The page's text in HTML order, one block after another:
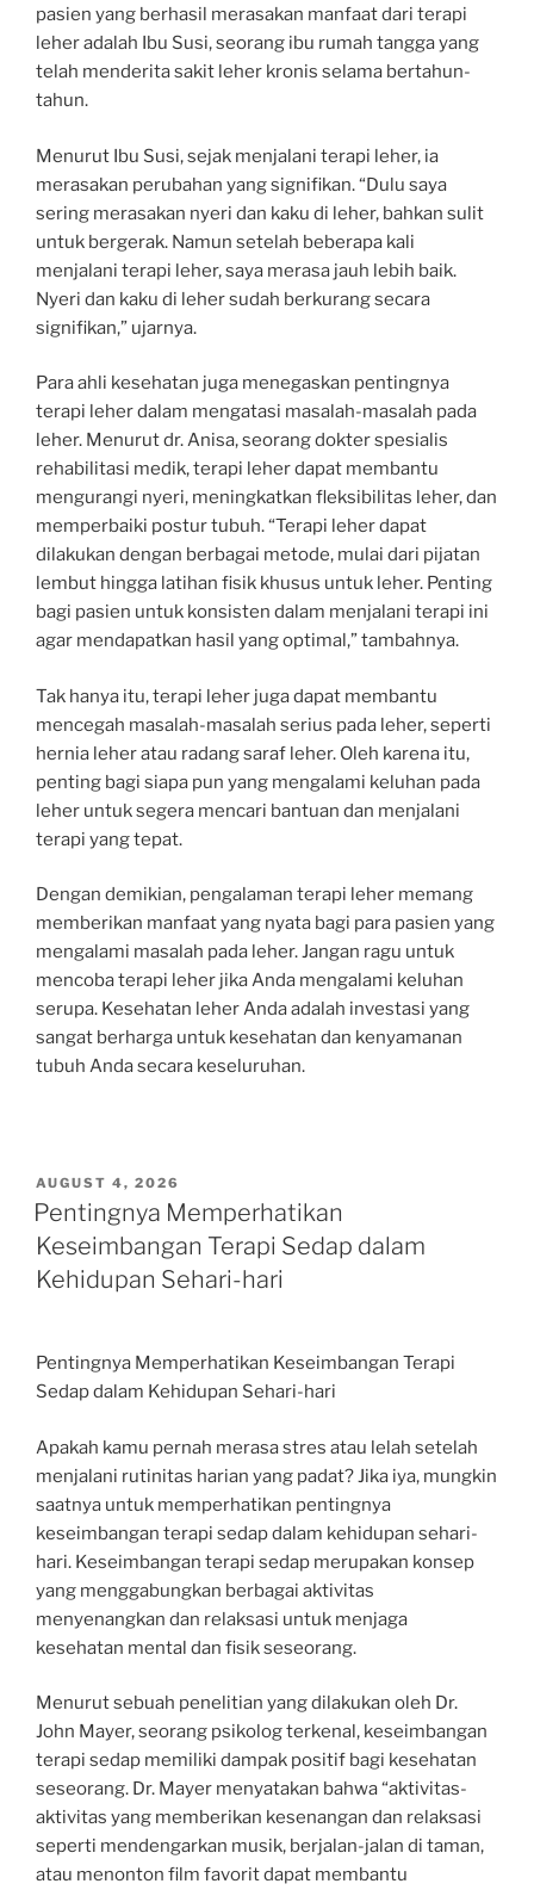
pasien yang berhasil merasakan manfaat dari terapi
leher adalah Ibu Susi, seorang ibu rumah tangga yang
telah menderita sakit leher kronis selama bertahun-
tahun.
Menurut Ibu Susi, sejak menjalani terapi leher, ia
merasakan perubahan yang signifikan. “Dulu saya
sering merasakan nyeri dan kaku di leher, bahkan sulit
untuk bergerak. Namun setelah beberapa kali
menjalani terapi leher, saya merasa jauh lebih baik.
Nyeri dan kaku di leher sudah berkurang secara
signifikan,” ujarnya.
Para ahli kesehatan juga menegaskan pentingnya
terapi leher dalam mengatasi masalah-masalah pada
leher. Menurut dr. Anisa, seorang dokter spesialis
rehabilitasi medik, terapi leher dapat membantu
mengurangi nyeri, meningkatkan fleksibilitas leher, dan
memperbaiki postur tubuh. “Terapi leher dapat
dilakukan dengan berbagai metode, mulai dari pijatan
lembut hingga latihan fisik khusus untuk leher. Penting
bagi pasien untuk konsisten dalam menjalani terapi ini
agar mendapatkan hasil yang optimal,” tambahnya.
Tak hanya itu, terapi leher juga dapat membantu
mencegah masalah-masalah serius pada leher, seperti
hernia leher atau radang saraf leher. Oleh karena itu,
penting bagi siapa pun yang mengalami keluhan pada
leher untuk segera mencari bantuan dan menjalani
terapi yang tepat.
Dengan demikian, pengalaman terapi leher memang
memberikan manfaat yang nyata bagi para pasien yang
mengalami masalah pada leher. Jangan ragu untuk
mencoba terapi leher jika Anda mengalami keluhan
serupa. Kesehatan leher Anda adalah investasi yang
sangat berharga untuk kesehatan dan kenyamanan
tubuh Anda secara keseluruhan.
POSTED
ON
AUGUST 4, 2026
Pentingnya Memperhatikan
Keseimbangan Terapi Sedap dalam
Kehidupan Sehari-hari
Pentingnya Memperhatikan Keseimbangan Terapi
Sedap dalam Kehidupan Sehari-hari
Apakah kamu pernah merasa stres atau lelah setelah
menjalani rutinitas harian yang padat? Jika iya, mungkin
saatnya untuk memperhatikan pentingnya
keseimbangan terapi sedap dalam kehidupan sehari-
hari. Keseimbangan terapi sedap merupakan konsep
yang menggabungkan berbagai aktivitas
menyenangkan dan relaksasi untuk menjaga
kesehatan mental dan fisik seseorang.
Menurut sebuah penelitian yang dilakukan oleh Dr.
John Mayer, seorang psikolog terkenal, keseimbangan
terapi sedap memiliki dampak positif bagi kesehatan
seseorang. Dr. Mayer menyatakan bahwa “aktivitas-
aktivitas yang memberikan kesenangan dan relaksasi
seperti mendengarkan musik, berjalan-jalan di taman,
atau menonton film favorit dapat membantu